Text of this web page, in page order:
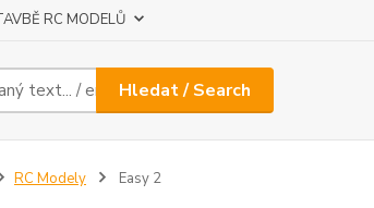
RC MODELŮ
Hledat / Search
RC Modely Easy 2